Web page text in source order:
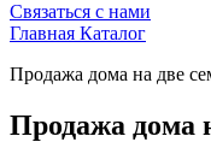
Связаться с нами
Главная Каталог
Продажа дома на две
Продажа дома